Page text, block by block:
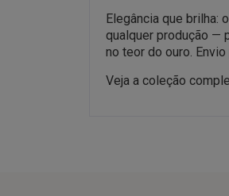
Elegância que brilha:
qualquer produção —
no teor do ouro.
Veja a coleção